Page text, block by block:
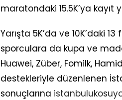
maratondaki 15.5K’ya kayıt
Yarışta 5K’da ve 10K’daki
sporculara da kupa ve
Huawei, Züber, Fomilk,
destekleriyle düzenlenen
sonuçlarına